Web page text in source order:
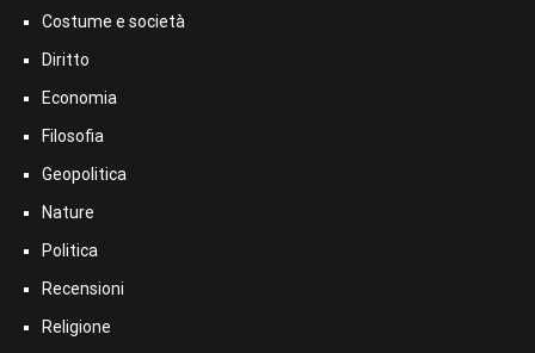
Costume e società
Diritto
Economia
Filosofia
Geopolitica
Nature
Politica
Recensioni
Religione